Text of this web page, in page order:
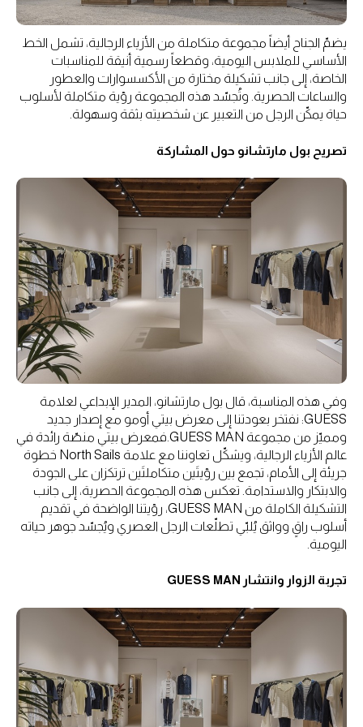
يضمّ الجناح أيضاً مجموعة متكاملة من الأزياء الرجالية، تشمل الخط
الأساسي للملابس اليومية، وقطعاً رسمية أنيقة للمناسبات
الخاصة، إلى جانب تشكيلة مختارة من الأكسسوارات والعطور
والساعات الحصرية. وتُجسّد هذه المجموعة رؤية متكاملة لأسلوب
حياة يمكّن الرجل من التعبير عن شخصيته بثقة وسهولة.
تصريح بول مارتشانو حول المشاركة
وفي هذه المناسبة، قال بول مارتشانو، المدير الإبداعي لعلامة
GUESS: نفتخر بعودتنا إلى معرض بيتي أومو مع إصدار جديد
ومميّز من مجموعة GUESS MAN.فمعرض بيتي منصّة رائدة في
عالم الأزياء الرجالية، ويشكّل تعاوننا مع علامة North Sails خطوة
جريئة إلى الأمام، تجمع بين رؤيتَين متكاملتَين ترتكزان على الجودة
والابتكار والاستدامة. تعكس هذه المجموعة الحصرية، إلى جانب
التشكيلة الكاملة من GUESS MAN، رؤيتنا الواضحة في تقديم
أسلوب راقٍ وواثق يُلبّي تطلّعات الرجل العصري ويُجسّد جوهر حياته
اليومية.
تجربة الزوار وانتشار GUESS MAN